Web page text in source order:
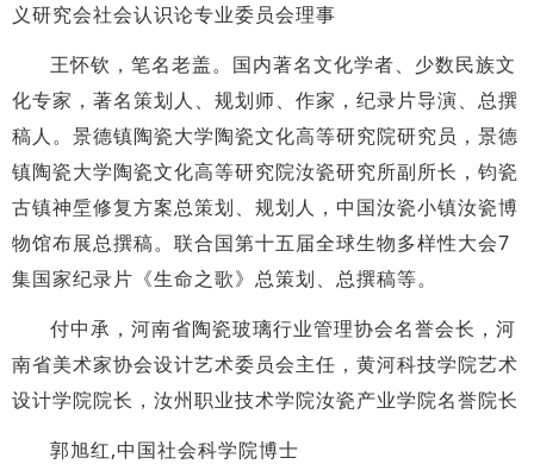
义研究会社会认识论专业委员会理事
王怀钦，笔名老盖。国内著名文化学者、少数民族文
化专家，著名策划人、规划师、作家，纪录片导演、总撰
稿人。景德镇陶瓷大学陶瓷文化高等研究院研究员，景德
镇陶瓷大学陶瓷文化高等研究院汝瓷研究所副所长，钧瓷
古镇神垕修复方案总策划、规划人，中国汝瓷小镇汝瓷博
物馆布展总撰稿。联合国第十五届全球生物多样性大会7
集国家纪录片《生命之歌》总策划、总撰稿等。
付中承，河南省陶瓷玻璃行业管理协会名誉会长，河
南省美术家协会设计艺术委员会主任，黄河科技学院艺术
设计学院院长，汝州职业技术学院汝瓷产业学院名誉院长
郭旭红,中国社会科学院博士